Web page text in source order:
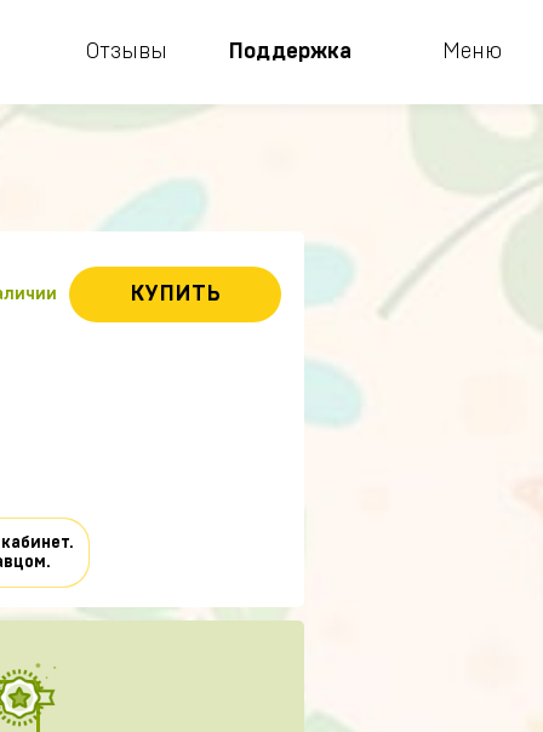
Отзывы Поддержка Меню
КУПИТЬ